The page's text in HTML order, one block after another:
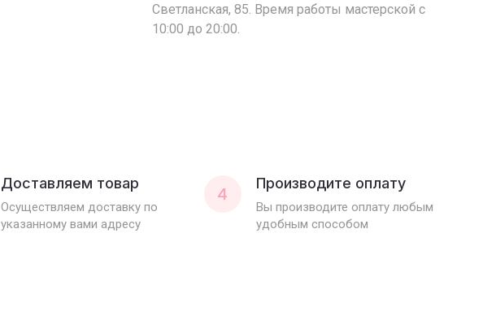
Светланская, 85. Время работы мастерской с
10:00 до 20:00.
Доставляем товар
Осуществляем доставку по
указанному вами адресу
4
Производите оплату
Вы производите оплату любым
удобным способом